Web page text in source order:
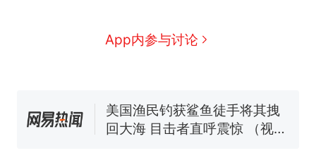
App内参与讨论
号，仅凭视频评出？中国烹饪
140多朵
美国渔民钓获鲨鱼徒手将其拽
回大海 目击者直呼震惊 （视频
来源：参考消息）
笔试第一被第二名传话劝弃考